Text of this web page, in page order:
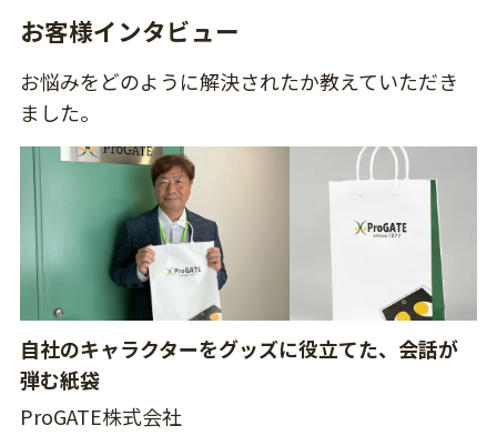
お客様インタビュー
お悩みをどのように解決されたか教えていただき
ました。
自社のキャラクターをグッズに役立てた、会話が
弾む紙袋
ProGATE株式会社